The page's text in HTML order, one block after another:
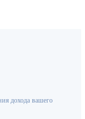
дохода вашего